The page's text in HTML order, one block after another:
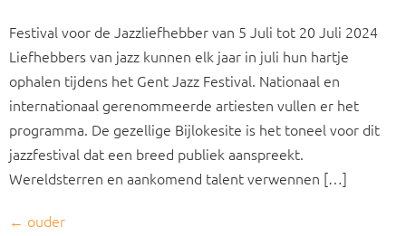
Festival voor de Jazzliefhebber van 5 Juli tot 20 Juli 2024
Liefhebbers van jazz kunnen elk jaar in juli hun hartje
ophalen tijdens het Gent Jazz Festival. Nationaal en
internationaal gerenommeerde artiesten vullen er het
programma. De gezellige Bijlokesite is het toneel voor dit
jazzfestival dat een breed publiek aanspreekt.
Wereldsterren en aankomend talent verwennen […]
← ouder